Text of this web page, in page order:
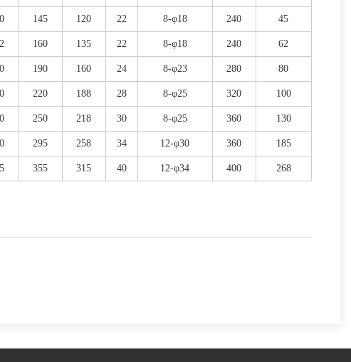
145 120 22 8-φ18 240 45
160 135 22 8-φ18 240 62
190 160 24 8-φ23 280 80
220 188 28 8-φ25 320 100
250 218 30 8-φ25 360 130
295 258 34 12-φ30 360 185
355 315 40 12-φ34 400 268